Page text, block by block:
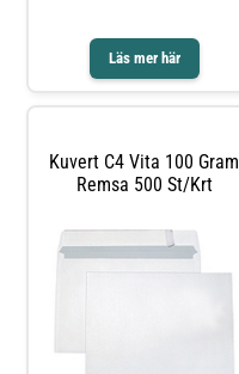
Läs mer här
Kuvert C4 Vita 100 Gram
Remsa 500 St/krt